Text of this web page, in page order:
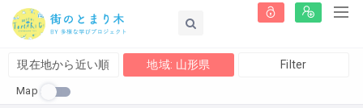
現在地から近い順 地域: 山形県 Filter
Map